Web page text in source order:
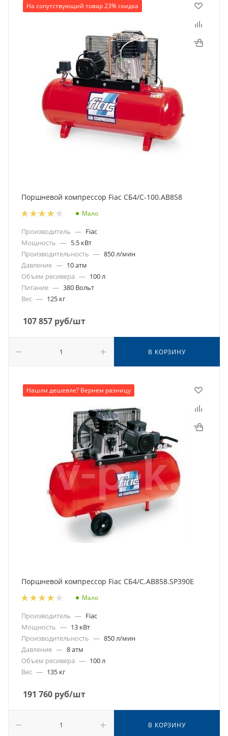
На сопутствующий товар 23% скидка
Поршневой компрессор Fiac СБ4/С-100.AB858
Мало
Производитель — Fiac
Мощность — 5.5 кВт
Производительность — 850 л/мин
Давление — 10 атм
Объем ресивера — 100 л
Питание — 380 Вольт
Вес — 125 кг
107 857 руб/шт
В КОРЗИНУ
Нашли дешевле? Вернем разницу
Поршневой компрессор Fiac СБ4/C.AB858.SP390E
Мало
Производитель — Fiac
Мощность — 13 кВт
Производительность — 850 л/мин
Давление — 8 атм
Объем ресивера — 100 л
Вес — 135 кг
191 760 руб/шт
В КОРЗИНУ